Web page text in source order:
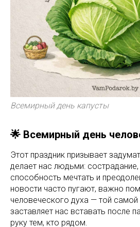
Всемирный день капусты
🌟 Всемирный день
Этот праздник призывает
делает нас людьми: сострадание,
способность мечтать и
новости часто пугают, важно
человеческого духа — той самой
заставляет нас вставать после
руку тем, кто рядом.